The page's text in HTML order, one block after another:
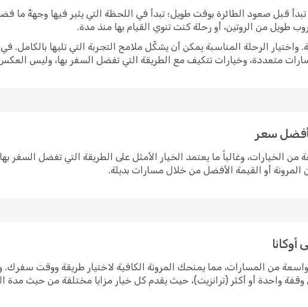
قبل صعود الطائرة بوقت طويل؛ تبدأ في اللحظة التي يثير فيها وجهةٌ ما
طويل من الروتين، أو رحلة كنت تنوي القيام بها منذ مدة.
متعددة، وخيارات تتكيف مع الطريقة التي تفضل السفر بها، وليس
سعر
من الخيارات، وغالباً ما يعتمد الخيار الأمثل على الطريقة التي تفضل
أو القيمة الأفضل من خلال مسارات بديلة.
من المسارات، مما يمنحك المرونة الكافية لاختيار طريقة ووقت سفرك.
واحدة أو أكثر (ترانزيت)، حيث يقدم كل خيار مزايا مختلفة من حيث مدة